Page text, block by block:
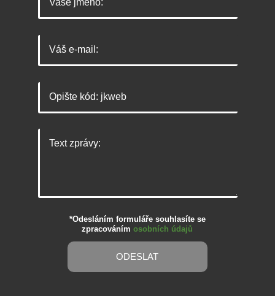
*Odesláním formuláře souhlasíte se
zpracovánímosobních údajů
ODESLAT